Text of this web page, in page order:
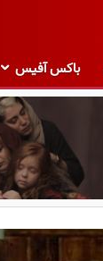
باکس آفیس